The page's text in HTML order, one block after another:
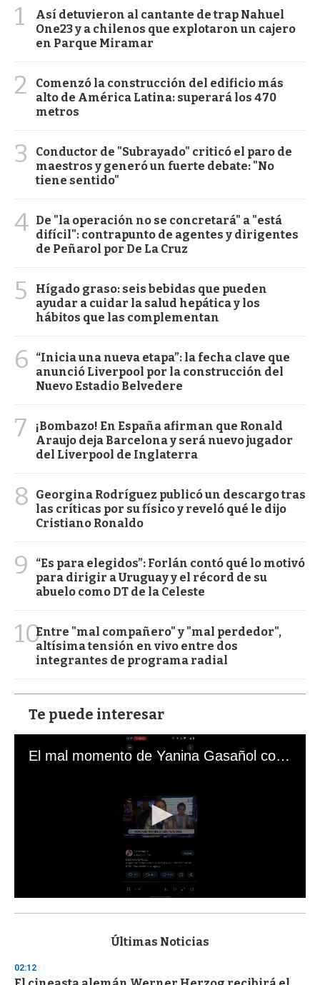
1
Así detuvieron al cantante de trap Nahuel
One23 y a chilenos que explotaron un cajero
en Parque Miramar
2
Comenzó la construcción del edificio más
alto de América Latina: superará los 470
metros
3
Conductor de "Subrayado" criticó el paro de
maestros y generó un fuerte debate: "No
tiene sentido"
4 De "la operación no se concretará" a "está
difícil": contrapunto de agentes y dirigentes
de Peñarol por De La Cruz
5
Hígado graso: seis bebidas que pueden
ayudar a cuidar la salud hepática y los
hábitos que las complementan
6
“Inicia una nueva etapa”: la fecha clave que
anunció Liverpool por la construcción del
Nuevo Estadio Belvedere
7
¡Bombazo! En España afirman que Ronald
Araujo deja Barcelona y será nuevo jugador
del Liverpool de Inglaterra
8
Georgina Rodríguez publicó un descargo tras
las críticas por su físico y reveló qué le dijo
Cristiano Ronaldo
9
“Es para elegidos”: Forlán contó qué lo motivó
para dirigir a Uruguay y el récord de su
abuelo como DT de la Celeste
10Entre "mal compañero" y "mal perdedor",
altísima tensión en vivo entre dos
integrantes de programa radial
Te puede interesar
El mal momento de Yanina Gasañol con un hincha argentino en "Subrayado"
s
d
Últimas Noticias
02:12